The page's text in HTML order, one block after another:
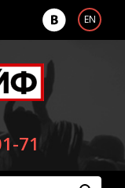
EN
71